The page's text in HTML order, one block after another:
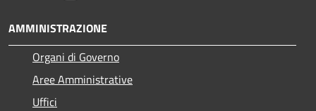
AMMINISTRAZIONE
Organi di Governo
Aree Amministrative
Uffici